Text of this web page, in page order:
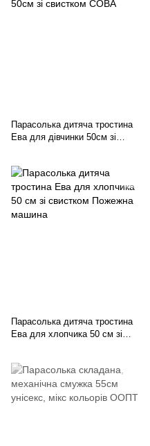
Парасолька дитяча тростина
Ева для дівчинки 50см зі
Парасолька дитяча тростина
Ева для хлопчика 50 см зі